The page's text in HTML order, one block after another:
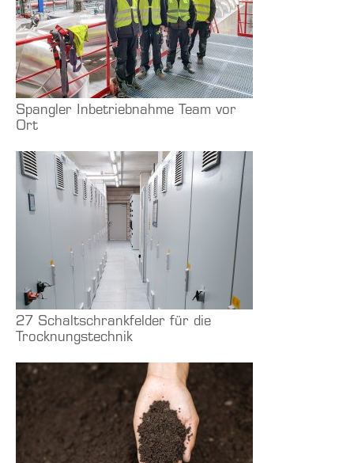
Spangler Inbetriebnahme Team vor
Ort
27 Schaltschrankfelder für die
Trocknungstechnik